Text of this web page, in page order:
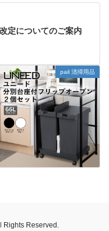
定についてのご案内
pail 清掃用品
Rights Reserved.